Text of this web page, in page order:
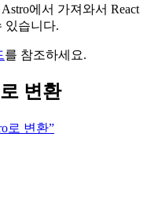
에서 가져와서 React
있습니다.
를 참조하세요.
변환
로 변환”